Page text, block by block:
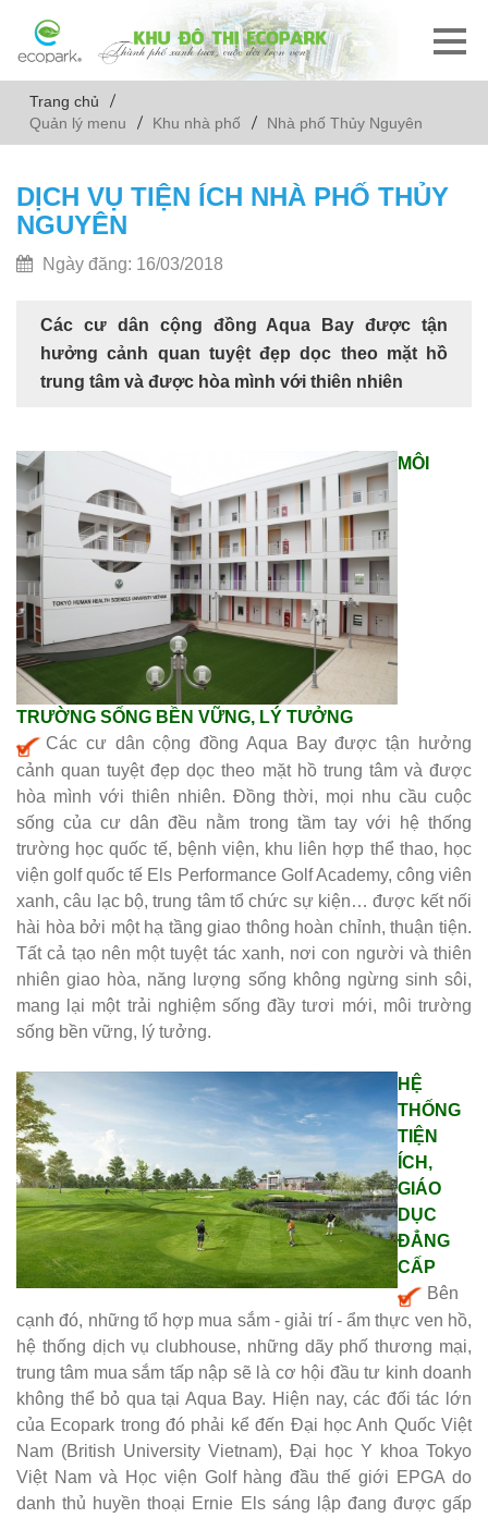
Trang chủ
Quản lý menu
Khu nhà phố Nhà phố Thủy Nguyên
DỊCH VỤ TIỆN ÍCH NHÀ PHỐ THỦY
NGUYÊN
Ngày đăng: 16/03/2018
Các cư dân cộng đồng Aqua Bay được tận
hưởng cảnh quan tuyệt đẹp dọc theo mặt hồ
trung tâm và được hòa mình với thiên nhiên
MÔI
TRƯỜNG SỐNG BỀN VỮNG, LÝ TƯỞNG
Các cư dân cộng đồng Aqua Bay được tận hưởng
cảnh quan tuyệt đẹp dọc theo mặt hồ trung tâm và được
hòa mình với thiên nhiên. Đồng thời, mọi nhu cầu cuộc
sống của cư dân đều nằm trong tầm tay với hệ thống
trường học quốc tế, bệnh viện, khu liên hợp thể thao, học
viện golf quốc tế Els Performance Golf Academy, công viên
xanh, câu lạc bộ, trung tâm tổ chức sự kiện… được kết nối
hài hòa bởi một hạ tầng giao thông hoàn chỉnh, thuận tiện.
Tất cả tạo nên một tuyệt tác xanh, nơi con người và thiên
nhiên giao hòa, năng lượng sống không ngừng sinh sôi,
mang lại một trải nghiệm sống đầy tươi mới, môi trường
sống bền vững, lý tưởng.
HỆ
THỐNG
TIỆN
ÍCH,
GIÁO
DỤC
ĐẲNG
CẤP
Bên
cạnh đó, những tổ hợp mua sắm - giải trí - ẩm thực ven hồ,
hệ thống dịch vụ clubhouse, những dãy phố thương mại,
trung tâm mua sắm tấp nập sẽ là cơ hội đầu tư kinh doanh
không thể bỏ qua tại Aqua Bay. Hiện nay, các đối tác lớn
của Ecopark trong đó phải kể đến Đại học Anh Quốc Việt
Nam (British University Vietnam), Đại học Y khoa Tokyo
Việt Nam và Học viện Golf hàng đầu thế giới EPGA do
danh thủ huyền thoại Ernie Els sáng lập đang được gấp